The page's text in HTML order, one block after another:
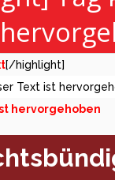
[/highlight]
Text ist
hervorgehoben